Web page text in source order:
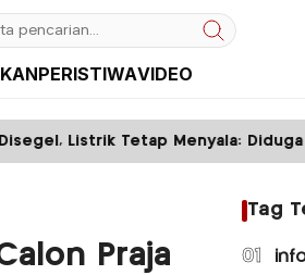
PERISTIWAVIDEO
Menyala: Diduga ada Mafia tower
Praja
Tag
01